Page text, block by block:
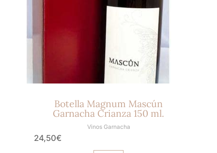
Botella Magnum Mascún
Garnacha Crianza 150 ml.
Vinos Garnacha
24,50€